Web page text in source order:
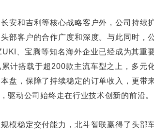
安和吉利等核心战略客户外，公司持续
部客户的合作广度和深度。与此同时，
、宝腾等知名海外企业已经成为其重
计搭载于超200款主流车型之上，多元
盘，保障了持续稳定的订单收入，更带
驱动公司始终走在行业技术创新的前沿。
模稳定交付能力，北斗智联赢得了头部